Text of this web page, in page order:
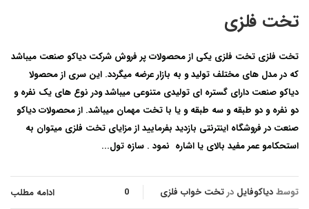
تخت فلزی
تخت فلزی تخت فلزی یکی از محصولات پر فروش شرکت دیاکو صنعت میباشد
که در مدل های مختلف تولید و به بازار عرضه میگردد. این سری از محصولا
دیاکو صنعت دارای گستره ای تولیدی متنوعی میباشد ودر نوع های یک نفره و
دو نفره و دو طبقه و سه طبقه و یا با تخت مهمان میباشد. از محصولات دیاکو
صنعت در فروشگاه اینترنتی بازدید بفرمایید از مزایای تخت فلزی میتوان به
استحکامو عمر مفید بالای یا اشاره نمود . سازه تول...
ادامه مطلب توسطدیاکوفایل درتخت خواب فلزی 0